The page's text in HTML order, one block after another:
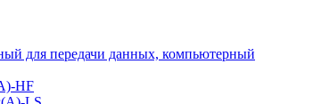
для передачи данных, компьютерный
HF